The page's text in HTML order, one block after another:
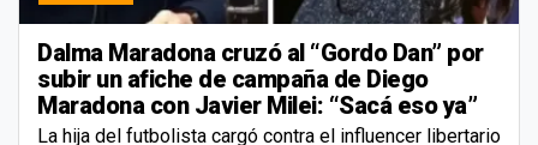
Dalma Maradona cruzó al “Gordo Dan” por
subir un afiche de campaña de Diego
Maradona con Javier Milei: “Sacá eso ya”
La hija del futbolista cargó contra el influencer libertario